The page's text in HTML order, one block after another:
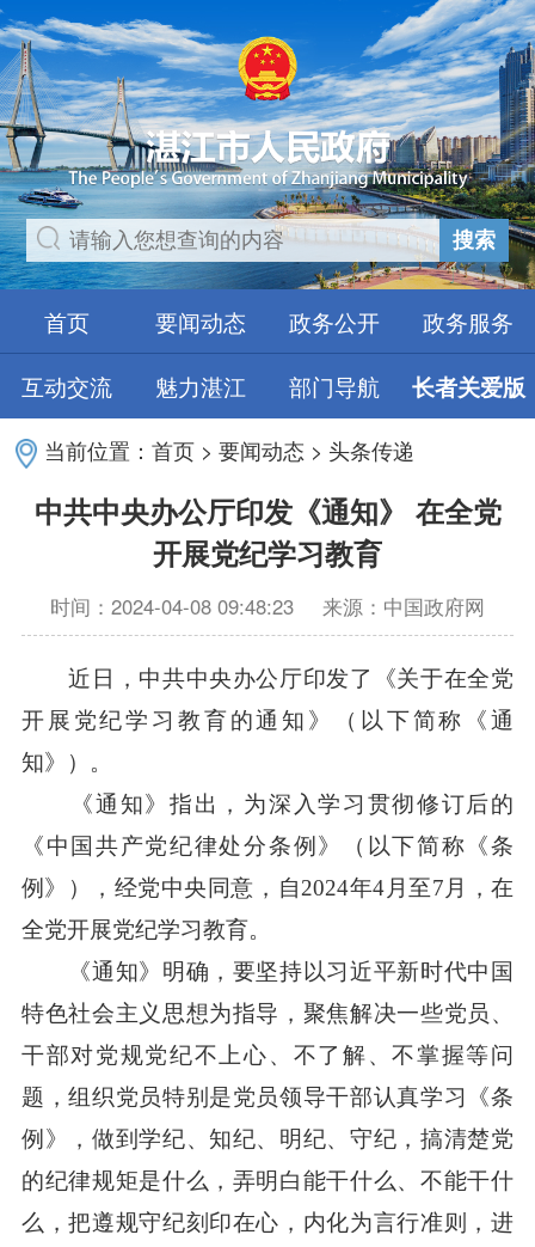
搜索
首页 要闻动态 政务公开
政务服务
互动交流
魅力湛江 部门导航 长者关爱版
当前位置：首页 >要闻动态 > 头条传递
中共中央办公厅印发《通知》 在全党
开展党纪学习教育
时间：2024-04-08 09:48:23 来源：中国政府网
近日，中共中央办公厅印发了《关于在全党
开展党纪学习教育的通知》（以下简称《通
知》）。
《通知》指出，为深入学习贯彻修订后的
《中国共产党纪律处分条例》（以下简称《条
例》），经党中央同意，自2024年4月至7月，在
全党开展党纪学习教育。
《通知》明确，要坚持以习近平新时代中国
特色社会主义思想为指导，聚焦解决一些党员、
干部对党规党纪不上心、不了解、不掌握等问
题，组织党员特别是党员领导干部认真学习《条
例》，做到学纪、知纪、明纪、守纪，搞清楚党
的纪律规矩是什么，弄明白能干什么、不能干什
么，把遵规守纪刻印在心，内化为言行准则，进